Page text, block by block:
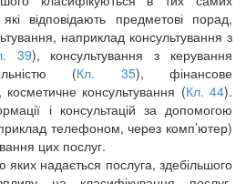
відповідають предметові порад,
наприклад консультування з
39), консультування з керування
(Кл. 35), фінансове
косметичне консультування (Кл. 44).
і консультацій за допомогою
телефоном, через комп’ютер)
цих послуг.
надається послуга, здебільшого